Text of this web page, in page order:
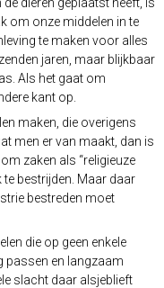
om onze middelen in te
te maken voor alles
jaren, maar blijkbaar
Als het gaat om
kant op.
maken, die overigens
men er van maakt, dan is
zaken als “religieuze
bestrijden. Maar daar
bestreden moet
die op geen enkele
passen en langzaam
slacht daar alsjeblieft